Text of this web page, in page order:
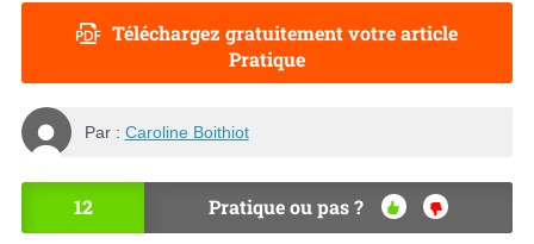
Téléchargez gratuitement votre article
Pratique
Par : Caroline Boithiot
12 Pratique ou pas ?
OU
NO